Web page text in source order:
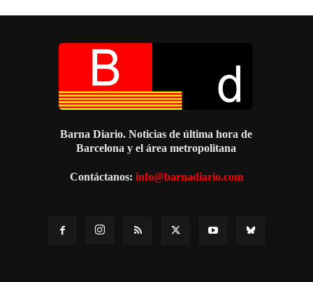
Barna Diario. Noticias de última hora de
Barcelona y el área metropolitana
Contáctanos: info@barnadiario.com